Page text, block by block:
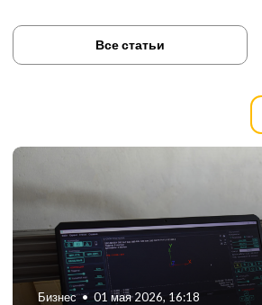
Все статьи
Бизнес • 01 мая 2026, 16:18